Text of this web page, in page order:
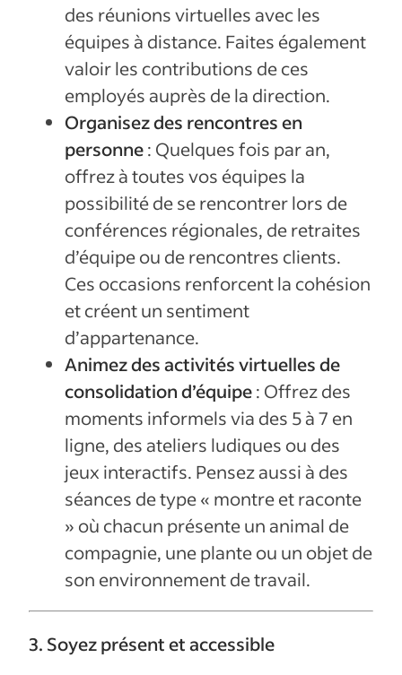
des réunions virtuelles avec les
équipes à distance. Faites également
valoir les contributions de ces
employés auprès de la direction.
Organisez des rencontres en
personne: Quelques fois par an,
offrez à toutes vos équipes la
possibilité de se rencontrer lors de
conférences régionales, de retraites
d’équipe ou de rencontres clients.
Ces occasions renforcent la cohésion
et créent un sentiment
d’appartenance.
Animez des activités virtuelles de
consolidation d’équipe: Offrez des
moments informels via des 5 à 7 en
ligne, des ateliers ludiques ou des
jeux interactifs. Pensez aussi à des
séances de type « montre et raconte
» où chacun présente un animal de
compagnie, une plante ou un objet de
son environnement de travail.
3. Soyez présent et accessible